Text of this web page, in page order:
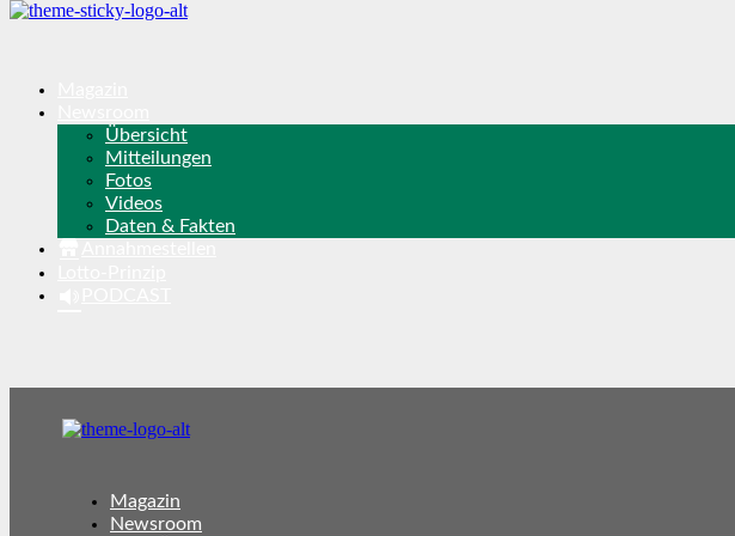
Übersicht
Mitteilungen
Fotos
Videos
Daten & Fakten
Magazin
Newsroom